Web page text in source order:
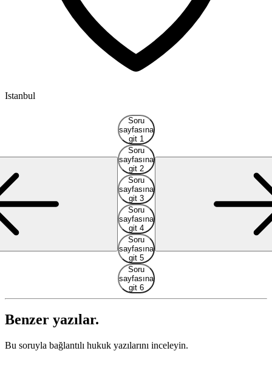
Istanbul
Soru
sayfasına
git 1
Soru
sayfasına
git 2
Soru
sayfasına
git 3
Soru
sayfasına
git 4
Soru
sayfasına
git 5
Soru
sayfasına
git 6
Benzer yazılar.
Bu soruyla bağlantılı hukuk yazılarını inceleyin.